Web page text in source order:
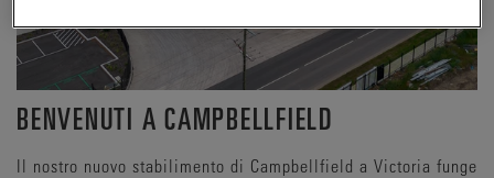
BENVENUTI A CAMPBELLFIELD
Il nostro nuovo stabilimento di Campbellfield a Victoria funge